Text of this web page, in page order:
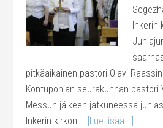
Inkerin
pitkäaikainen pastori Olavi
Kontupohjan seurakunnan pastori
Messun jälkeen jatkuneessa
Inkerin kirkon … [Lue lisää...]